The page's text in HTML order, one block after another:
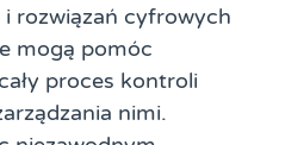
rozwiązań cyfrowych
mogą pomóc
proces kontroli
nimi.